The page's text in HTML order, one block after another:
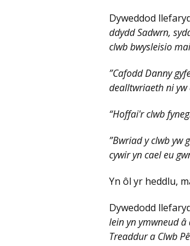
Dyweddod
ddydd Sadwrn,
clwb bwysleisio
”Cafodd Danny
dealltwriaeth ni yw
“Hoffai'r clwb
”Bwriad y clwb
cywir yn cael eu
Yn ôl yr heddlu,
Dywedodd
lein yn ymwneud
Treaddur a Clwb